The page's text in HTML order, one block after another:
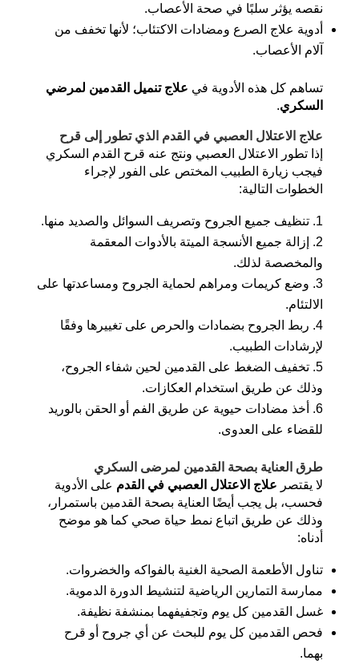
نقصه يؤثر سلبًا في صحة الأعصاب.
أدوية علاج الصرع ومضادات الاكتئاب؛ لأنها تخفف من
آلام الأعصاب.
تساهم كل هذه الأدوية في علاج تنميل القدمين لمرضي
السكري.
علاج الاعتلال العصبي في القدم الذي تطور إلى قرح
إذا تطور الاعتلال العصبي ونتج عنه قرح القدم السكري
فيجب زيارة الطبيب المختص على الفور لإجراء
الخطوات التالية:
تنظيف جميع الجروح وتصريف السوائل والصديد منها.
إزالة جميع الأنسجة الميتة بالأدوات المعقمة
والمخصصة لذلك.
وضع كريمات ومراهم لحماية الجروح ومساعدتها على
الالتئام.
ربط الجروح بضمادات والحرص على تغييرها وفقًا
لإرشادات الطبيب.
تخفيف الضغط على القدمين لحين شفاء الجروح،
وذلك عن طريق استخدام العكازات.
أخذ مضادات حيوية عن طريق الفم أو الحقن بالوريد
للقضاء على العدوى.
طرق العناية بصحة القدمين لمرضى السكري
لا يقتصر علاج الاعتلال العصبي في القدم على الأدوية
فحسب، بل يجب أيضًا العناية بصحة القدمين باستمرار،
وذلك عن طريق اتباع نمط حياة صحي كما هو موضح
أدناه:
تناول الأطعمة الصحية الغنية بالفواكه والخضروات.
ممارسة التمارين الرياضية لتنشيط الدورة الدموية.
غسل القدمين كل يوم وتجفيفهما بمنشفة نظيفة.
فحص القدمين كل يوم للبحث عن أي جروح أو قرح
بهما.